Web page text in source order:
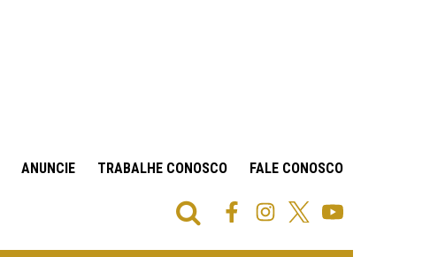
ANUNCIE TRABALHE CONOSCO FALE CONOSCO